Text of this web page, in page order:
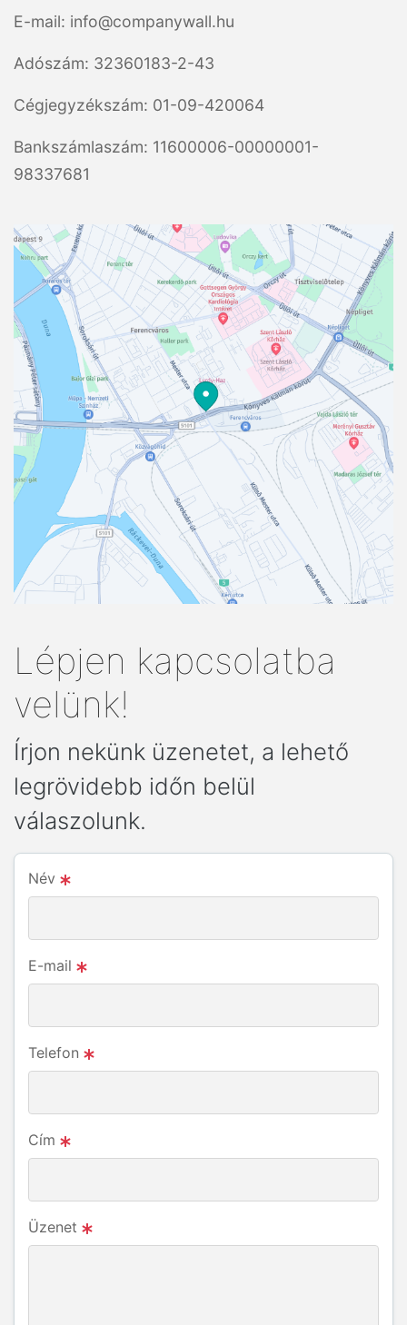
E-mail: info@companywall.hu
Adószám: 32360183-2-43
Cégjegyzékszám: 01-09-420064
Bankszámlaszám: 11600006-00000001-
98337681
Lépjen kapcsolatba
velünk!
Írjon nekünk üzenetet, a lehető
legrövidebb időn belül
válaszolunk.
Név
E-mail
Telefon
Cím
Üzenet